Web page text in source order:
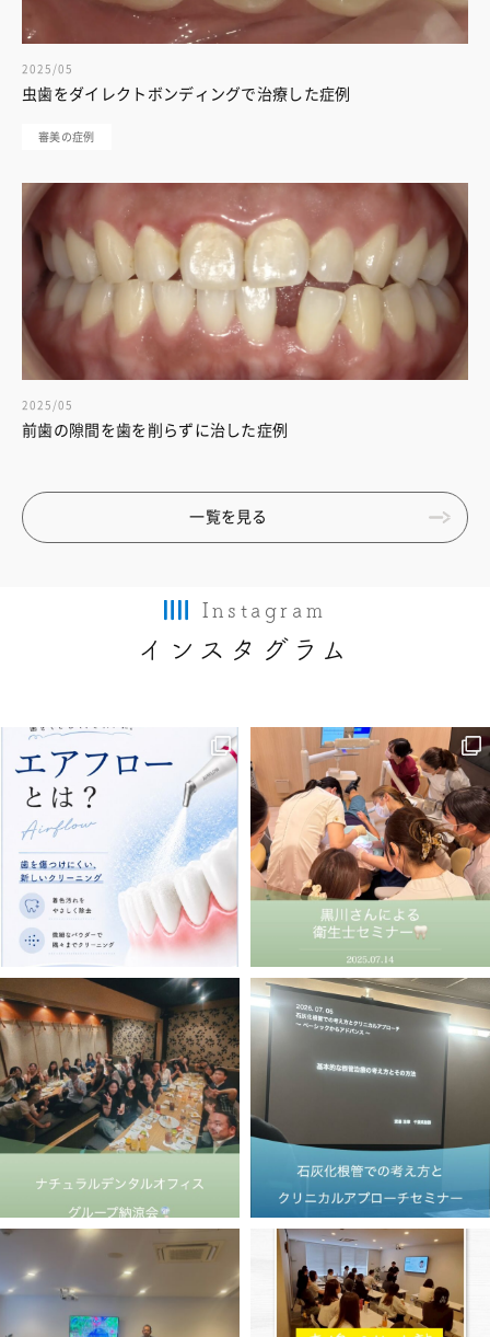
2025/05
虫歯をダイレクトボンディングで治療した症例
審美の症例
2025/05
前歯の隙間を歯を削らずに治した症例
一覧を見る
Instagram
インスタグラム